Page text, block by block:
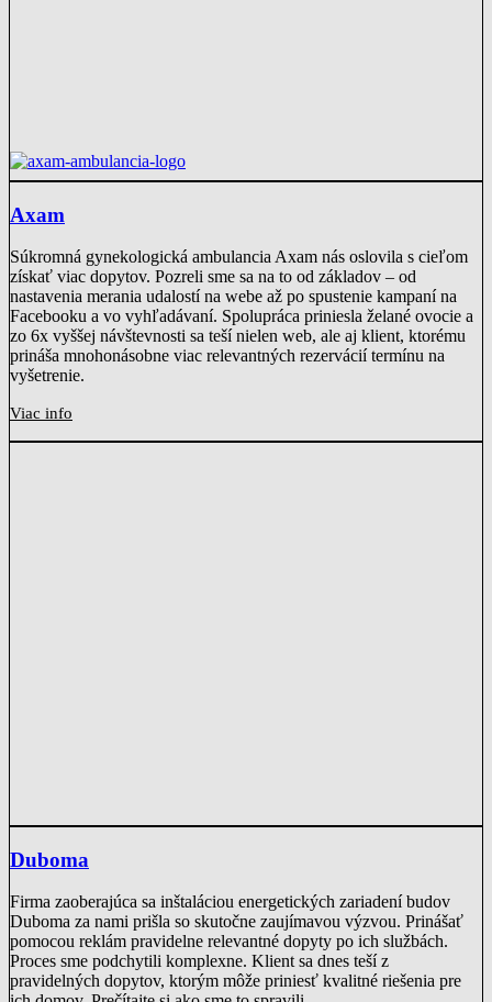
Axam
Súkromná gynekologická ambulancia Axam nás oslovila s cieľom
získať viac dopytov. Pozreli sme sa na to od základov – od
nastavenia merania udalostí na webe až po spustenie kampaní na
Facebooku a vo vyhľadávaní. Spolupráca priniesla želané ovocie a
zo 6x vyššej návštevnosti sa teší nielen web, ale aj klient, ktorému
prináša mnohonásobne viac relevantných rezervácií termínu na
vyšetrenie.
Viac info
Duboma
Firma zaoberajúca sa inštaláciou energetických zariadení budov
Duboma za nami prišla so skutočne zaujímavou výzvou. Prinášať
pomocou reklám pravidelne relevantné dopyty po ich službách.
Proces sme podchytili komplexne. Klient sa dnes teší z
pravidelných dopytov, ktorým môže priniesť kvalitné riešenia pre